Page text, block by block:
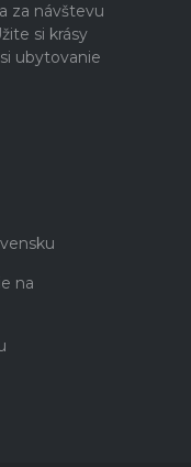
za návštevu
si krásy
ubytovanie
na